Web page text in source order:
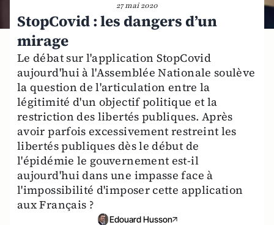
27 mai 2020
StopCovid : les dangers d’un
mirage
Le débat sur l'application StopCovid
aujourd'hui à l'Assemblée Nationale soulève
la question de l'articulation entre la
légitimité d'un objectif politique et la
restriction des libertés publiques. Après
avoir parfois excessivement restreint les
libertés publiques dès le début de
l'épidémie le gouvernement est-il
aujourd'hui dans une impasse face à
l'impossibilité d'imposer cette application
aux Français ?
Edouard Husson